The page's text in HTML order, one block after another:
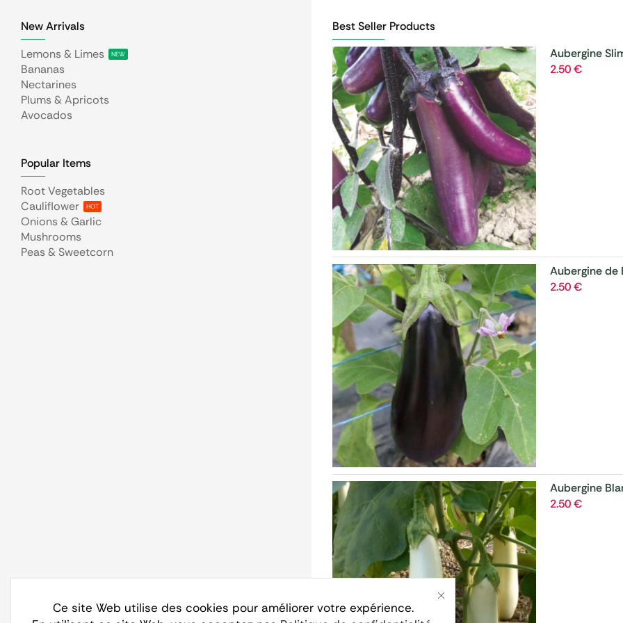
New Arrivals
Lemons & Limes
NEW
Bananas
Nectarines
Plums & Apricots
Avocados
Popular Items
Root Vegetables
Cauliflower
HOT
Onions & Garlic
Mushrooms
Peas & Sweetcorn
Best Seller Products
Aubergine
2.50€
Aubergine de
2.50€
Aubergine
2.50€
Ce site Web utilise des cookies pour améliorer votre expérience.